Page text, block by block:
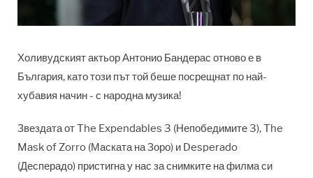
Холивудският актьор Антонио Бандерас отново е в
България, като този път той беше посрещнат по най-
хубавия начин - с народна музика!
Звездата от The Expendables 3 (Непобедимите 3), The
Mask of Zorro (Маската на Зоро) и Desperado
(Десперадо) пристигна у нас за снимките на филма си